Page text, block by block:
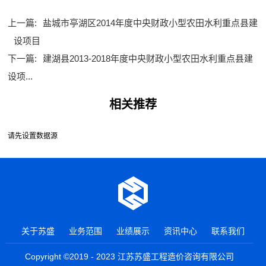
上一篇:
盐城市亭湖区2014年度中央财政小型农田水利重点县建
设项目
下一篇:
建湖县2013-2018年度中央财政小型农田水利重点县建
设项...
相关推荐
请先设置数据源
关于苏盛 业务范围 业绩展示 资讯中心 联系我们
Copyright ©2019 - 2023 江苏苏盛工程造价咨询有限公司